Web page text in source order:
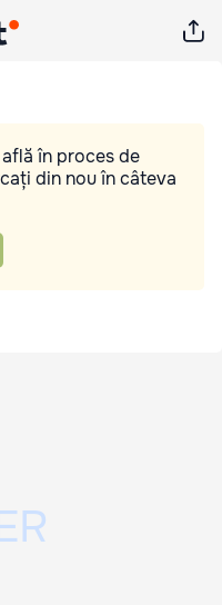
în proces de
din nou în câteva